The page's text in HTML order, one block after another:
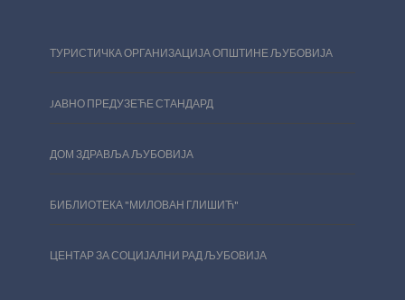
ТУРИСТИЧКА ОРГАНИЗАЦИЈА ОПШТИНЕ ЉУБОВИЈА
JAВНО ПРЕДУЗЕЋЕ СТАНДАРД
ДОМ ЗДРАВЉА ЉУБОВИЈА
БИБЛИОТЕКА "МИЛОВАН ГЛИШИЋ"
ЦЕНТАР ЗА СОЦИЈАЛНИ РАД ЉУБОВИЈА